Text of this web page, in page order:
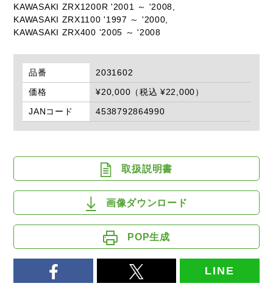
KAWASAKI ZRX1200R '2001 ～ '2008,
KAWASAKI ZRX1100 '1997 ～ '2000,
KAWASAKI ZRX400 '2005 ～ '2008
品番
2031602
価格
¥20,000（税込 ¥22,000）
JANコード
4538792864990
取扱説明書
画像ダウンロード
POP生成
LINE